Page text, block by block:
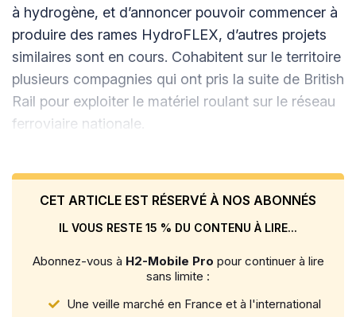
à hydrogène, et d’annoncer pouvoir commencer à
produire des rames HydroFLEX, d’autres projets
similaires sont en cours. Cohabitent sur le territoire
plusieurs compagnies qui ont pris la suite de British
Rail pour exploiter le matériel roulant sur le réseau
ferroviaire nationale.
CET ARTICLE EST RÉSERVÉ À NOS ABONNÉS
IL VOUS RESTE 15 % DU CONTENU À LIRE...
Abonnez-vous à H2-Mobile Pro pour continuer à lire
sans limite :
Une veille marché en France et à l'international